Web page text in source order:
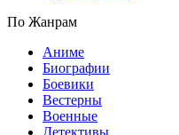
По Жанрам
Аниме
Биографии
Боевики
Вестерны
Военные
Детективы